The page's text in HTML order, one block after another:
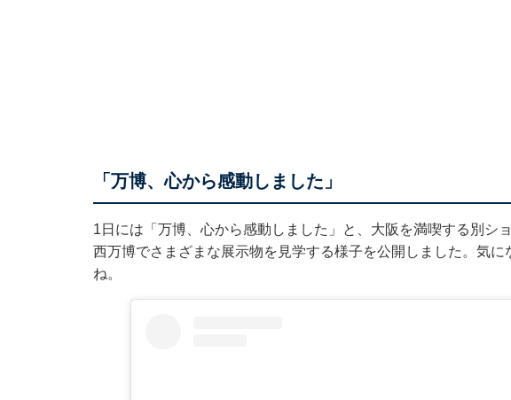
「万博、心から感動しました」
1日には「万博、心から感動しました」と、大阪を満喫する別シ
西万博でさまざまな展示物を見学する様子を公開しました。気
ね。